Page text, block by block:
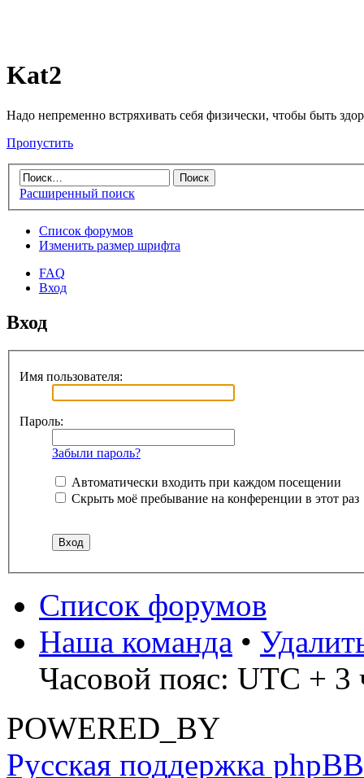
Kat2
Надо непременно встряхивать себя физически, чтобы быть
Пропустить
Расширенный поиск
Список форумов
Изменить размер шрифта
FAQ
Вход
Вход
Имя пользователя:
Пароль:
Забыли пароль?
Автоматически входить при каждом посещении
Скрыть моё пребывание на конференции в этот раз
Список форумов
Наша команда •
Часовой пояс: UTC + 3
POWERED_BY
Русская поддержка phpBB